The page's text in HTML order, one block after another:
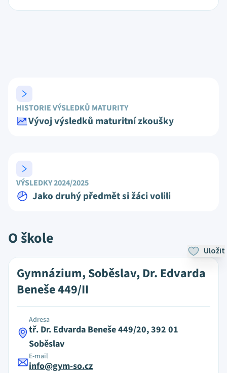
HISTORIE VÝSLEDKŮ MATURITY
Vývoj výsledků maturitní zkoušky
VÝSLEDKY 2024/2025
Jako druhý předmět si žáci volili
O škole
Uložit
Gymnázium, Soběslav, Dr. Edvarda
Beneše 449/II
Adresa
tř. Dr. Edvarda Beneše 449/20, 392 01
Soběslav
E-mail
info@gym-so.cz